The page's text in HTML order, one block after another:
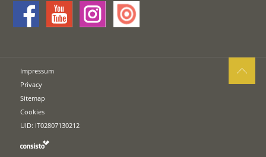
Impressum
Privacy
Sitemap
Cookies
UID: IT02807130212